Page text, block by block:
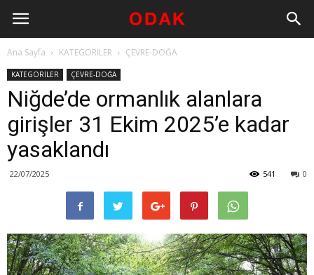
Ana Sayfa KATEGORİLER ÇEVRE-DOĞA
KATEGORİLER ÇEVRE-DOĞA
Niğde’de ormanlık alanlara
girişler 31 Ekim 2025’e kadar
yasaklandı
22/07/2025 0
541